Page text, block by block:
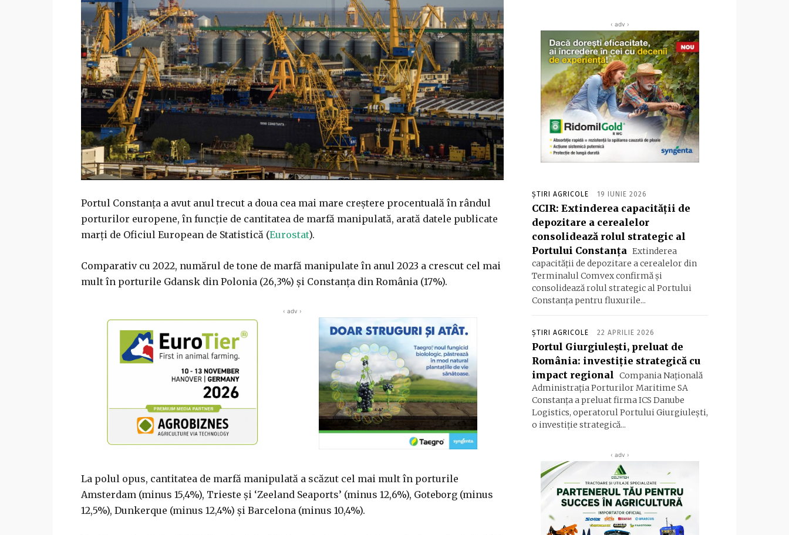
Portul Constanţa a avut anul trecut a doua cea mai mare creştere procentuală în rândul
porturilor europene, în funcţie de cantitatea de marfă manipulată, arată datele publicate
marţi de Oficiul European de Statistică (Eurostat).
Comparativ cu 2022, numărul de tone de marfă manipulate în anul 2023 a crescut cel mai
mult în porturile Gdansk din Polonia (26,3%) şi Constanţa din România (17%).
‹ adv ›
La polul opus, cantitatea de marfă manipulată a scăzut cel mai mult în porturile
Amsterdam (minus 15,4%), Trieste şi ‘Zeeland Seaports’ (minus 12,6%), Goteborg (minus
12,5%), Dunkerque (minus 12,4%) şi Barcelona (minus 10,4%).
‹ adv ›
ȘTIRI AGRICOLE 19 IUNIE 2026
CCIR: Extinderea capacității de
depozitare a cerealelor
consolidează rolul strategic al
Portului Constanța Extinderea
capacității de depozitare a cerealelor din
Terminalul Comvex confirmă și
consolidează rolul strategic al Portului
Constanța pentru fluxurile...
ȘTIRI AGRICOLE 22 APRILIE 2026
Portul Giurgiulești, preluat de
România: investiție strategică cu
impact regional
Compania Naţională
Administraţia Porturilor Maritime SA
Constanţa a preluat firma ICS Danube
Logistics, operatorul Portului Giurgiuleşti,
o investiţie strategică...
‹ adv ›